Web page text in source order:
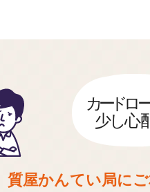
質屋かんてい局に